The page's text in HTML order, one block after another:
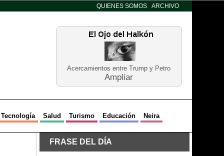
QUIENES SOMOS ARCHIVO
Acercamientos entre Trump y Petro
Ampliar
Tecnología Salud Turismo Educación Neira
FRASE DEL DÍA